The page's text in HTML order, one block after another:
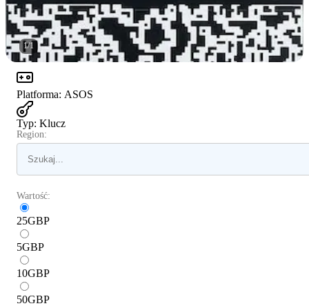
1/1
Platforma: ASOS
Typ: Klucz
Region:
Wartość:
25GBP
5GBP
10GBP
50GBP